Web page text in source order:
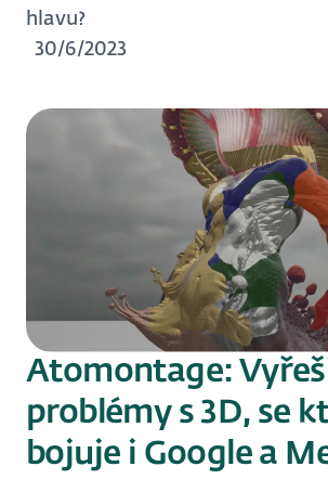
hlavu?
30/6/2023
Atomontage:
problémy s 3D, se
bojuje i Google a